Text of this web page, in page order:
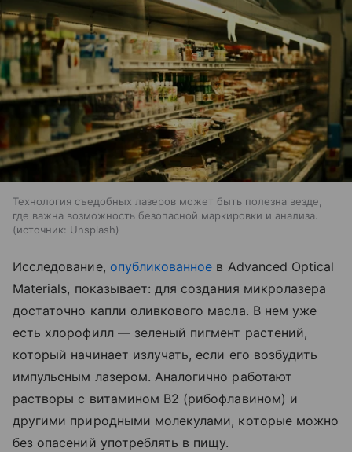
Технология съедобных лазеров может быть полезна везде,
где важна возможность безопасной маркировки и анализа.
источник: Unsplash
Исследование, опубликованное в Advanced Optical
Materials, показывает: для создания микролазера
достаточно капли оливкового масла. В нем уже
есть хлорофилл — зеленый пигмент растений,
который начинает излучать, если его возбудить
импульсным лазером. Аналогично работают
растворы с витамином B2 (рибофлавином) и
другими природными молекулами, которые можно
без опасений употреблять в пищу.